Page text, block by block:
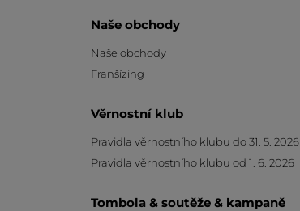
Naše obchody
Naše obchody
Franšízing
Věrnostní klub
Pravidla věrnostního klubu do 31. 5. 2026
Pravidla věrnostního klubu od 1. 6. 2026
Tombola & soutěže & kampaně